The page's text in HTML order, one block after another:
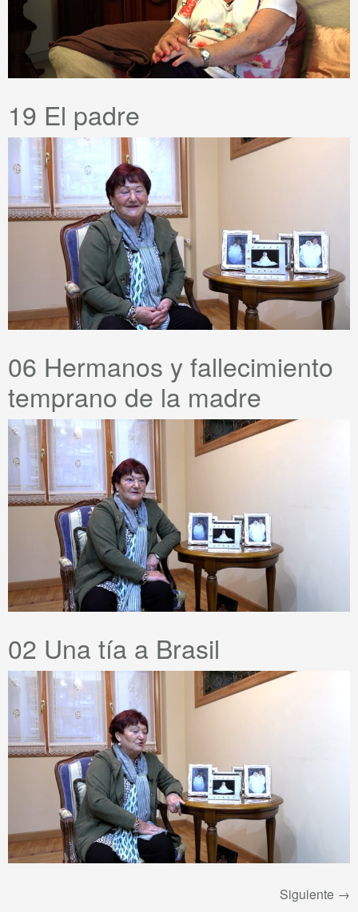
19 El padre
06 Hermanos y fallecimiento
temprano de la madre
02 Una tía a Brasil
Siguiente →